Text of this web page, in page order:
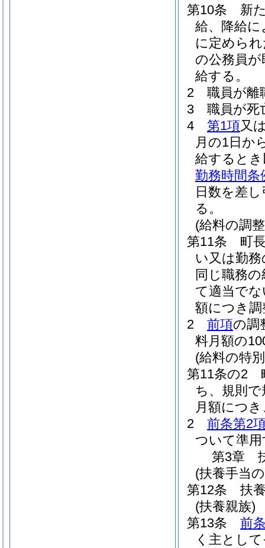
第10条
新
給、降給
に定めら
の公務員
給する。
2
職員が離
3
職員が死
4
第1項又
月の1日か
給すると
勤務時間条
日数を差
る。
(給料の調
第11条
町
い又は勤
同じ職務
て適当で
額につき
2
前項の調
料月額の
(給料の特
第11条の2
ち、規則
月額につ
2
前条第2
ついて準
第3章
(扶養手当
第12条
扶
(扶養親族)
第13条
前
く主とし